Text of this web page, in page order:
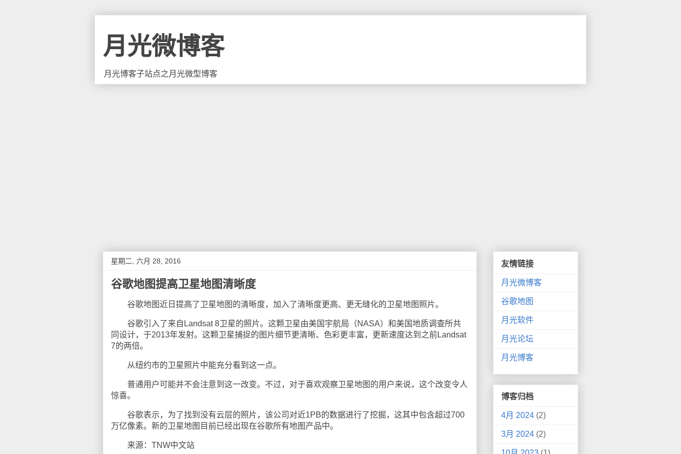
月光微博客
月光博客子站点之月光微型博客
星期二, 六月 28, 2016
谷歌地图提高卫星地图清晰度
谷歌地图近日提高了卫星地图的清晰度，加入了清晰度更高、更无缝化的卫星地图照片。
谷歌引入了来自Landsat 8卫星的照片。这颗卫星由美国宇航局（NASA）和美国地质调查所共
同设计，于2013年发射。这颗卫星捕捉的图片细节更清晰、色彩更丰富，更新速度达到之前Landsat
7的两倍。
从纽约市的卫星照片中能充分看到这一点。
普通用户可能并不会注意到这一改变。不过，对于喜欢观察卫星地图的用户来说，这个改变令人
惊喜。
谷歌表示，为了找到没有云层的照片，该公司对近1PB的数据进行了挖掘，这其中包含超过700
万亿像素。新的卫星地图目前已经出现在谷歌所有地图产品中。
来源：TNW中文站
友情链接
月光微博客
谷歌地图
月光软件
月光论坛
月光博客
博客归档
4月 2024 (2)
3月 2024 (2)